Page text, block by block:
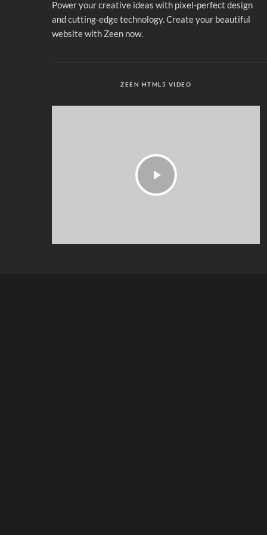
Power your creative ideas with pixel-perfect design
and cutting-edge technology. Create your beautiful
website with Zeen now.
ZEEN HTML5 VIDEO